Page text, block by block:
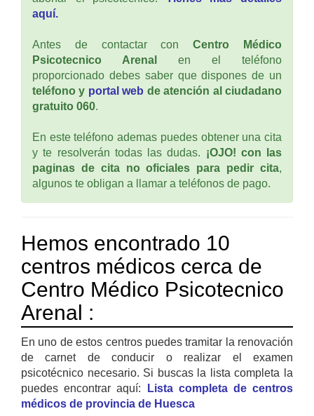
aquí.
Antes de contactar conCentro Médico
Psicotecnico Arenal en el teléfono
proporcionado debes saber que dispones de un
teléfono y portal web de atención al ciudadano
gratuito 060.
En este teléfono ademas puedes obtener una cita
y te resolverán todas las dudas. ¡OJO! con las
paginas de cita no oficiales para pedir cita,
algunos te obligan a llamar a teléfonos de pago.
Hemos encontrado 10
centros médicos cerca de
Centro Médico Psicotecnico
Arenal :
En uno de estos centros puedes tramitar la renovación
de carnet de conducir o realizar el examen
psicotécnico necesario. Si buscas la lista completa la
puedes encontrar aquí:
Lista completa de centros
médicos de provincia de Huesca